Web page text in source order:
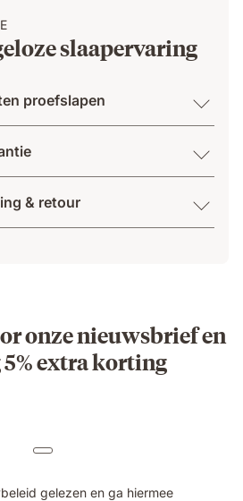
slaapervaring
proefslapen
& retour
onze nieuwsbrief en
extra korting
gelezen en ga hiermee